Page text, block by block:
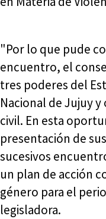
"Por lo que pude
encuentro, el
tres poderes del
Nacional de Jujuy
civil. En esta
presentación de
sucesivos
un plan de acción
género para el
legisladora.